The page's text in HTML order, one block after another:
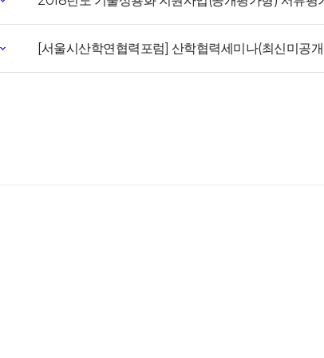
[서울시산학연협력포럼] 산학협력세미나(최신미공